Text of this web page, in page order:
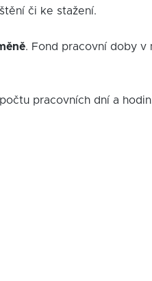
či ke stažení.
. Fond pracovní doby v
pracovních dní a